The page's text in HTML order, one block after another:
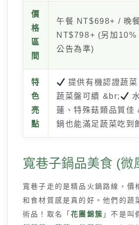
價
格
區
間
午餐 NT$698+ / 晚
NT$798+ (另加10%
公告為準)
特
色
亮
點
提供有機認證蔬
蔬菜盤可續 &br;
蓮、特殊菇類品質佳
鍋也能滿足蔬菜吃到
寬巷子鍋品美食 (微
寬巷子走的是精品火鍋路線，價
和食材質感是真的好。他們的蔬
術品！取名「花團錦簇 」不是叫